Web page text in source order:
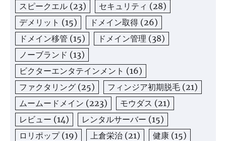
スピークエル (23) セキュリティ (28)
デメリット (15) ドメイン取得 (26)
ドメイン移管 (15) ドメイン管理 (38)
ノーブランド (13)
ビクターエンタテインメント (16)
ファクタリング (25) フィンジア初期脱毛 (21)
ムームードメイン (223) モウダス (21)
レビュー (14) レンタルサーバー (15)
ロリポップ(19) 上倉栄治 (21) 健康 (15)